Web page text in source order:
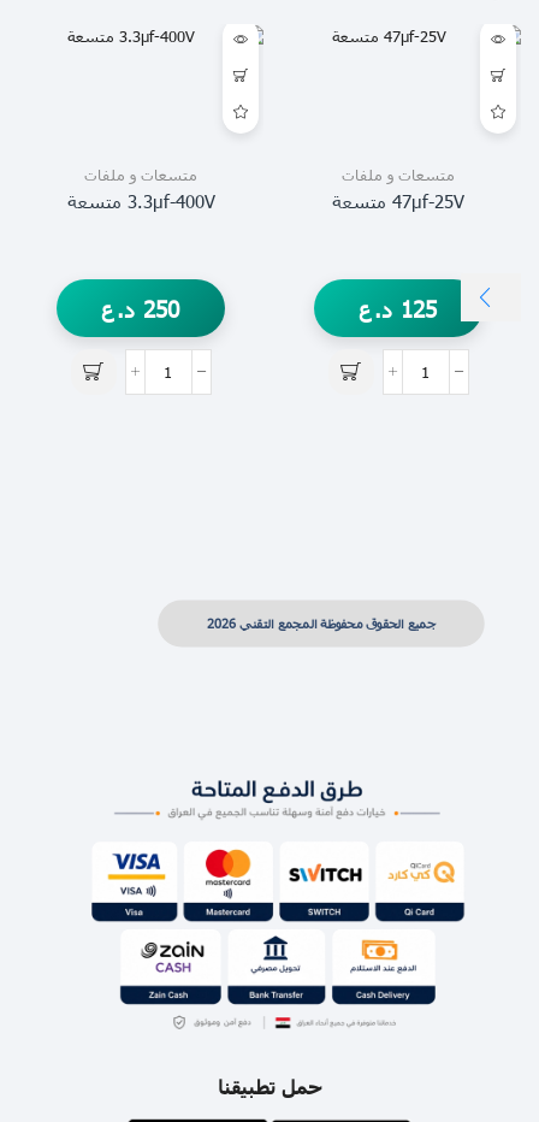
متسعات و ملفات
47µf-25V متسعة
125 د.ع
متسعات و ملفات
3.3µf-400V متسعة
250 د.ع
جميع الحقوق محفوظة المجمع التقني 2026
حمل تطبيقنا